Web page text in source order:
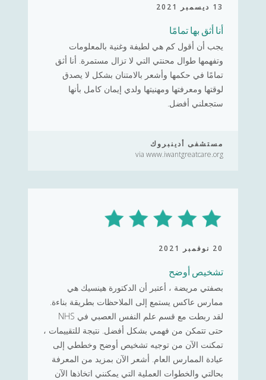
13 ديسمبر 2021
أنا أثق بها تمامًا
يجب أن أقول كم هي لطيفة وغنية بالمعلومات
وتفهمها طوال محنتي التي لا تزال مستمرة. أنا أثق
تمامًا في حكمها وأشعر بالامتنان بشكل لا يصدق
لوقتها ومعرفتها ومهنيتها ولدي إيمان كامل بأنها
ستجعلني أفضل.
مستشفى أدينبروك
via www.iwantgreatcare.org
20 نوفمبر 2021
تشخيص أوضح
بصفتي مريضة ، أعتبر أن الدكتورة هينسيك هي
ممارس عاكس يستمع إلى الملاحظات بطريقة بناءة.
لقد ربطت مع قسم علم النفس العصبي في NHS
حتى تتمكن من فهمي بشكل أفضل. نتيجة للتقييمات ،
تمكنت الآن من توجيه تشخيص أوضح وخططي إلى
عيادة الممارس العام. أشعر الآن بمزيد من المعرفة
بحالتي والخطوات العملية التي يمكنني اتخاذها الآن